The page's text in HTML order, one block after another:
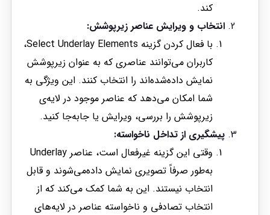
کند.
انتخاب و ویرایش عناصر زیرپوشش:
با فعال کردن گزینه Select Underlay Elements،
کاربران می‌توانند عناصری که به عنوان زیرپوشش
نمایش داده‌شده‌اند را انتخاب کنند. این ویژگی به
شما امکان می‌دهد که عناصر موجود در لایه‌ی
زیرپوشش را بررسی، ویرایش یا جابه‌جا کنید.
پیشگیری از تداخل ناخواسته:
وقتی این گزینه غیرفعال است، عناصر Underlay
به‌طور صرفاً تصویری نمایش داده‌می‌شوند و قابل
انتخاب نیستند. این به شما کمک می‌کند که از
انتخاب تصادفی و ناخواسته عناصر در لایه‌های